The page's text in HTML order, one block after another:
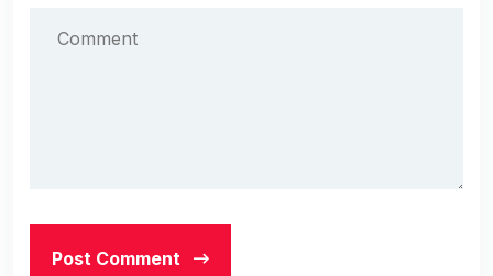
Post Comment